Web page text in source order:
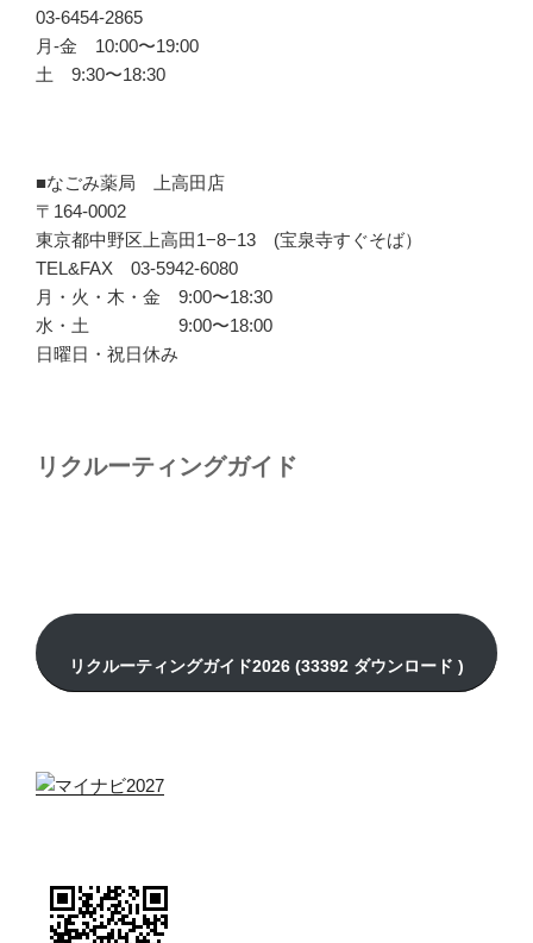
03-6454-2865
月-金 10:00〜19:00
土 9:30〜18:30
■なごみ薬局 上高田店
〒164-0002
東京都中野区上高田1−8−13 (宝泉寺すぐそば）
TEL&FAX 03-5942-6080
月・火・木・金 9:00〜18:30
水・土 9:00〜18:00
日曜日・祝日休み
リクルーティングガイド